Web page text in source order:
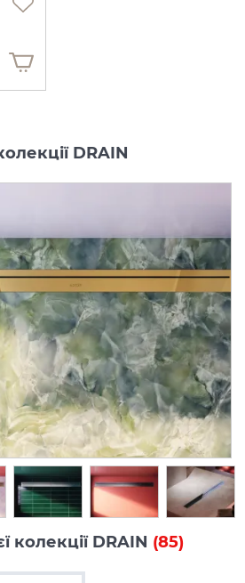
DRAIN
колекції DRAIN (85)